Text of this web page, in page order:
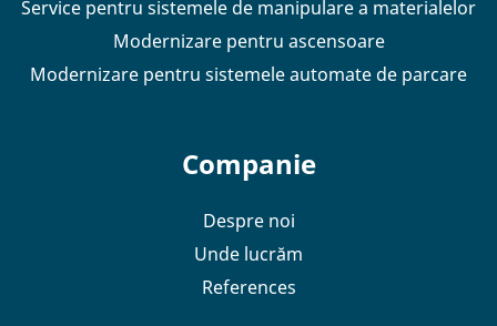
Service pentru sistemele de manipulare a materialelor
Modernizare pentru ascensoare
Modernizare pentru sistemele automate de parcare
Companie
Despre noi
Unde lucrăm
References